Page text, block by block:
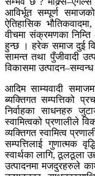
आविर्भूत सम्पूर्ण
ऐतिहासिक
वीचमा संक्रमणका निम्ति
हुन्छ । हरेक समाज दुई
सामन्त तथा पुँजीवादी
विकासमा
आदिम साम्यवादी
ब्यक्तिगत सम्पत्तिको
निर्वाहका साधनहरु
स्वामित्वको प्रणालीले
व्यक्तिगत स्वामित्व
सम्पत्तिलाई गुणात्मक
स्वार्थका लागि, ठूलठूला
उत्पादनमा मजदुरहरुले